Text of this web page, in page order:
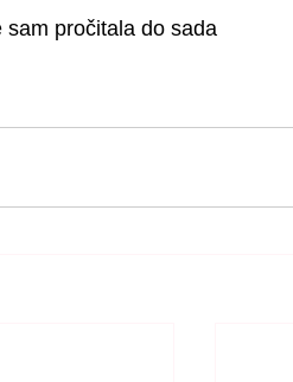
pročitala do sada